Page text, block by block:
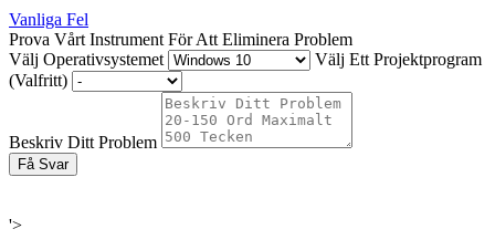
Vanliga Fel
Prova Vårt Instrument För Att Eliminera Problem
Välj Operativsystemet
Välj Ett Projektprogram
(Valfritt)
Beskriv Ditt Problem
Få Svar
'>